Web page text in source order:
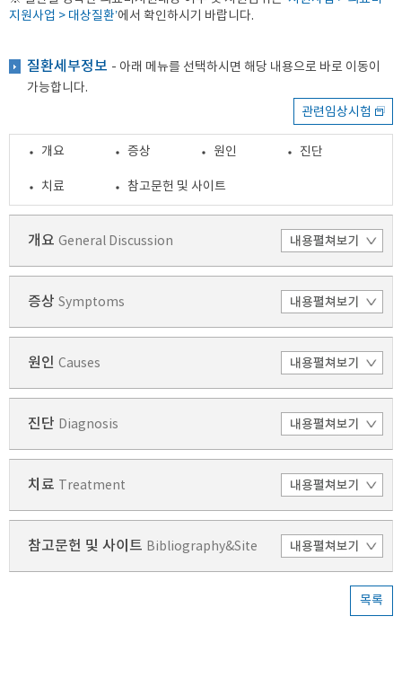
지원사업 > 대상질환’에서 확인하시기 바랍니다.
질환세부정보 - 아래 메뉴를 선택하시면 해당 내용으로 바로 이동이
가능합니다.
관련임상시험
개요 증상 원인 진단
치료 참고문헌 및 사이트
개요 General Discussion
증상 Symptoms
원인 Causes
진단 Diagnosis
치료 Treatment
참고문헌 및 사이트 Bibliography&Site
목록